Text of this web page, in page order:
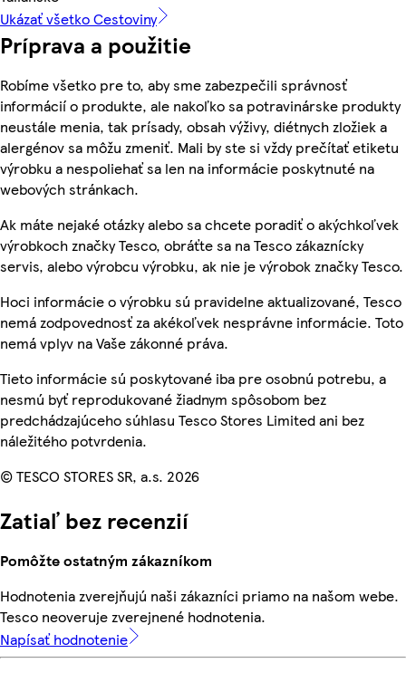
Ukázať všetko Cestoviny
Príprava a použitie
Robíme všetko pre to, aby sme zabezpečili správnosť
informácií o produkte, ale nakoľko sa potravinárske produkty
neustále menia, tak prísady, obsah výživy, diétnych zložiek a
alergénov sa môžu zmeniť. Mali by ste si vždy prečítať etiketu
výrobku a nespoliehať sa len na informácie poskytnuté na
webových stránkach.
Ak máte nejaké otázky alebo sa chcete poradiť o akýchkoľvek
výrobkoch značky Tesco, obráťte sa na Tesco zákaznícky
servis, alebo výrobcu výrobku, ak nie je výrobok značky Tesco.
Hoci informácie o výrobku sú pravidelne aktualizované, Tesco
nemá zodpovednosť za akékoľvek nesprávne informácie. Toto
nemá vplyv na Vaše zákonné práva.
Tieto informácie sú poskytované iba pre osobnú potrebu, a
nesmú byť reprodukované žiadnym spôsobom bez
predchádzajúceho súhlasu Tesco Stores Limited ani bez
náležitého potvrdenia.
© TESCO STORES SR, a.s. 2026
Zatiaľ bez recenzií
Pomôžte ostatným zákazníkom
Hodnotenia zverejňujú naši zákazníci priamo na našom webe.
Tesco neoveruje zverejnené hodnotenia.
Napísať hodnotenie